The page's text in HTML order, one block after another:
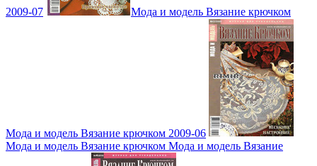
2009-07 Мода и модель Вязание крючком
Мода и модель Вязание крючком 2009-06
Мода и модель Вязание крючком Мода и модель Вязание